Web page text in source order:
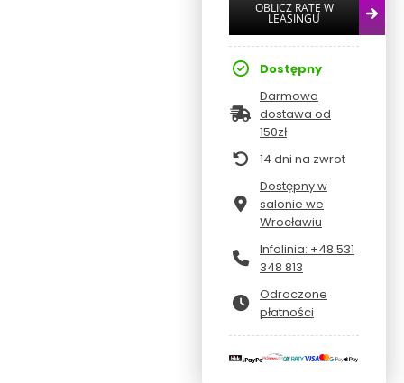
Dostępny
Darmowa
dostawa od
150zł
14 dni na zwrot
Dostępny w
salonie we
Wrocławiu
Infolinia: +48 531
348 813
Odroczone
płatności